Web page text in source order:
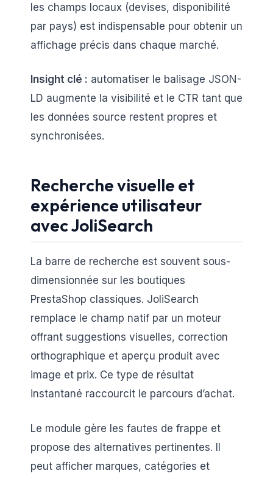
les champs locaux (devises, disponibilité
par pays) est indispensable pour obtenir un
affichage précis dans chaque marché.
Insight clé : automatiser le balisage JSON-
LD augmente la visibilité et le CTR tant que
les données source restent propres et
synchronisées.
Recherche visuelle et
expérience utilisateur
avec JoliSearch
La barre de recherche est souvent sous-
dimensionnée sur les boutiques
PrestaShop classiques. JoliSearch
remplace le champ natif par un moteur
offrant suggestions visuelles, correction
orthographique et aperçu produit avec
image et prix. Ce type de résultat
instantané raccourcit le parcours d’achat.
Le module gère les fautes de frappe et
propose des alternatives pertinentes. Il
peut afficher marques, catégories et